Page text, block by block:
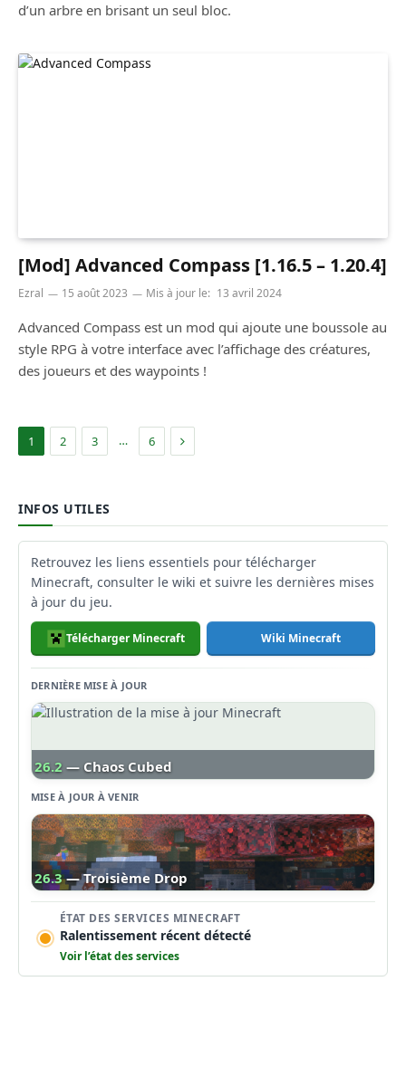
d’un arbre en brisant un seul bloc.
[Mod] Advanced Compass [1.16.5 – 1.20.4]
Ezral 15 août 2023 Mis à jour le: 13 avril 2024
Advanced Compass est un mod qui ajoute une boussole au
style RPG à votre interface avec l’affichage des créatures,
des joueurs et des waypoints !
1 2 3 … 6 Suivant
INFOS UTILES
Retrouvez les liens essentiels pour télécharger
Minecraft, consulter le wiki et suivre les dernières mises
à jour du jeu.
Télécharger Minecraft Wiki Minecraft
DERNIÈRE MISE À JOUR
26.2 — Chaos Cubed
MISE À JOUR À VENIR
26.3 — Troisième Drop
ÉTAT DES SERVICES MINECRAFT
Ralentissement récent détecté
Voir l’état des services